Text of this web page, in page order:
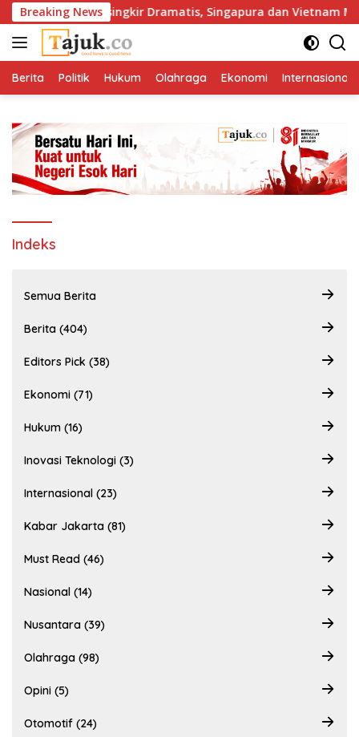
Langsung
ke
konten
Breaking News
Indonesia Tersingkir Dramatis, Singapura dan Vietnam
Berita Politik Hukum Olahraga Ekonomi Internasional
Indeks
Semua Berita
Berita (404)
Editors Pick (38)
Ekonomi (71)
Hukum (16)
Inovasi Teknologi (3)
Internasional (23)
Kabar Jakarta (81)
Must Read (46)
Nasional (14)
Nusantara (39)
Olahraga (98)
Opini (5)
Otomotif (24)